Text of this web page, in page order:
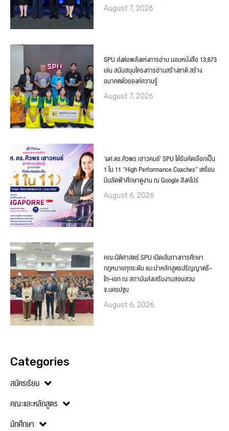
August 7, 2026
SPU ส่งต่อพลังแห่งการอ่าน มอบหนังสือ 13,673
เล่ม สนับสนุนโครงการอ่านสร้างชาติ สร้าง
อนาคตด้วยองค์ความรู้
August 7, 2026
‘ผศ.ดร.ศิวพร เสาวคนธ์’ SPU ได้รับคัดเลือกเป็น
1 ใน 11 “High Performance Coaches” เตรียม
บินลัดฟ้าศึกษาดูงาน ณ Google สิงคโปร์
August 6, 2026
คณะนิติศาสตร์ SPU เปิดเส้นทางการศึกษา
กฎหมายทุกระดับ แนะนำหลักสูตรปริญญาตรี–
โท–เอก ณ สถาบันส่งเสริมงานสอบสวน
จ.นครปฐม
August 6, 2026
Categories
สมัครเรียน
คณะและหลักสูตร
นักศึกษา